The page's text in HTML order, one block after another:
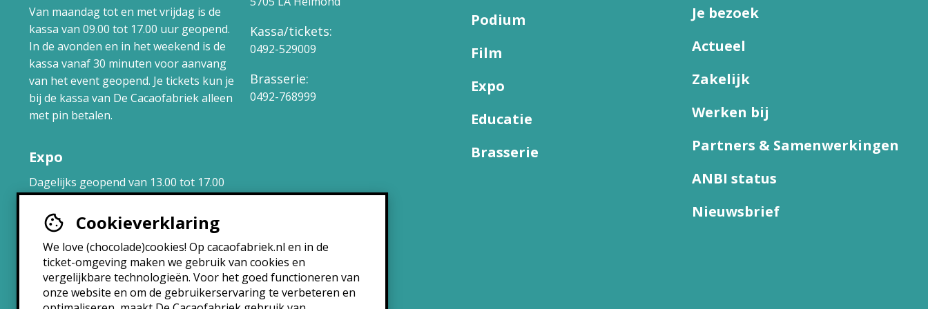
Cookieverklaring
We love (chocolade)cookies! Op cacaofabriek.nl en in de
ticket-omgeving maken we gebruik van cookies en
vergelijkbare technologieën. Voor het goed functioneren van
onze website en om de gebruikerservaring te verbeteren en
Van maandag tot en met vrijdag is de
kassa van 09.00 tot 17.00 uur geopend.
In de avonden en in het weekend is de
kassa vanaf 30 minuten voor aanvang
van het event geopend. Je tickets kun je
bij de kassa van De Cacaofabriek alleen
met pin betalen.
Expo
Dagelijks geopend van 13.00 tot 17.00
uur.
Brasserie
Maandag: 10:30 – 22:30
Dinsdag: 10:30 – 22:30
Woensdag: 10:30 – 22:30
Kassa/tickets:
0492-529009
Brasserie:
0492-768999
Podium
Film
Expo
Educatie
Brasserie
Je bezoek
Actueel
Zakelijk
Werken bij
Partners & Samenwerkingen
ANBI status
Nieuwsbrief